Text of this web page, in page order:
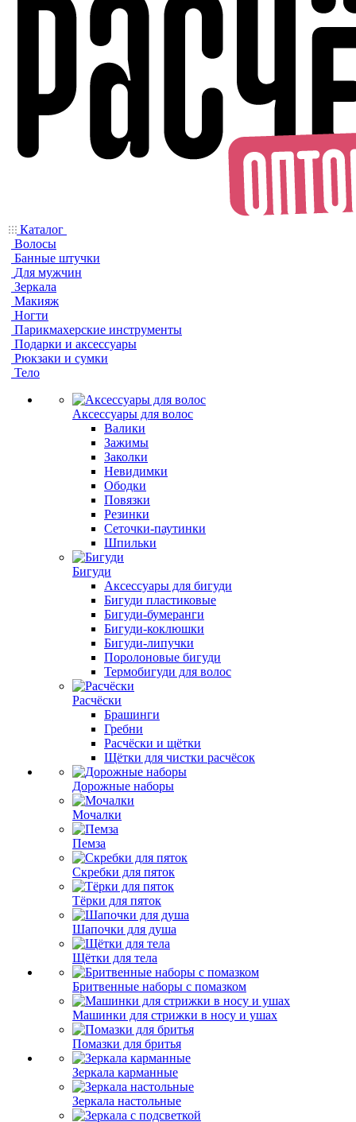
Каталог
Волосы
Банные штучки
Для мужчин
Зеркала
Макияж
Ногти
Парикмахерские инструменты
Подарки и аксессуары
Рюкзаки и сумки
Тело
Аксессуары для волос
Валики
Зажимы
Заколки
Невидимки
Ободки
Повязки
Резинки
Сеточки-паутинки
Шпильки
Бигуди
Аксессуары для бигуди
Бигуди пластиковые
Бигуди-бумеранги
Бигуди-коклюшки
Бигуди-липучки
Поролоновые бигуди
Термобигуди для волос
Расчёски
Брашинги
Гребни
Расчёски и щётки
Щётки для чистки расчёсок
Дорожные наборы
Мочалки
Пемза
Скребки для пяток
Тёрки для пяток
Шапочки для душа
Щётки для тела
Бритвенные наборы с помазком
Машинки для стрижки в носу и ушах
Помазки для бритья
Зеркала карманные
Зеркала настольные